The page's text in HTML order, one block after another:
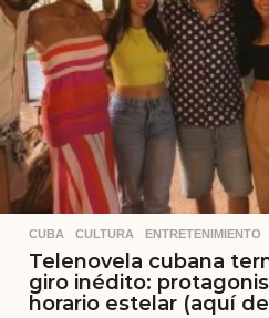
CUBA ,CULTURA ,ENTRETENIMIENTO
Telenovela cubana
giro inédito:
horario estelar (aquí